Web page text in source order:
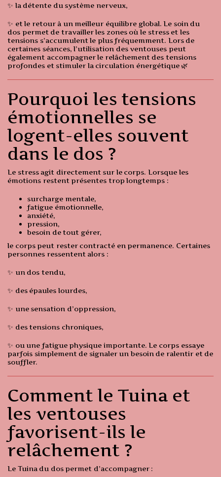
✨ la détente du système nerveux,
✨ et le retour à un meilleur équilibre global. Le soin du
dos permet de travailler les zones où le stress et les
tensions s’accumulent le plus fréquemment. Lors de
certaines séances, l’utilisation des ventouses peut
également accompagner le relâchement des tensions
profondes et stimuler la circulation énergétique 🌿
Pourquoi les tensions
émotionnelles se
logent-elles souvent
dans le dos ?
Le stress agit directement sur le corps. Lorsque les
émotions restent présentes trop longtemps :
surcharge mentale,
fatigue émotionnelle,
anxiété,
pression,
besoin de tout gérer,
le corps peut rester contracté en permanence. Certaines
personnes ressentent alors :
✨ un dos tendu,
✨ des épaules lourdes,
✨ une sensation d’oppression,
✨ des tensions chroniques,
✨ ou une fatigue physique importante. Le corps essaye
parfois simplement de signaler un besoin de ralentir et de
souffler.
Comment le Tuina et
les ventouses
favorisent-ils le
relâchement ?
Le Tuina du dos permet d’accompagner :